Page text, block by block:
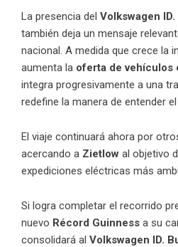
La presencia del Volkswagen
también deja un mensaje
nacional. A medida que crece la
aumenta la oferta de vehículos
integra progresivamente a una
redefine la manera de entender
El viaje continuará ahora por
acercando a Zietlow al objetivo
expediciones eléctricas más
Si logra completar el recorrido
nuevo Récord Guinness a su
consolidará al Volkswagen ID.